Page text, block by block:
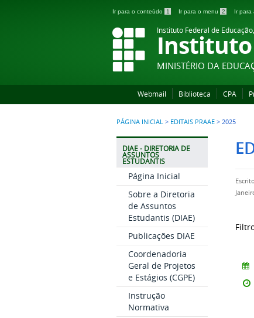
Ir para o conteúdo 1 Ir para o menu 2 Ir para
Instituto Federal de
Instituto
MINISTÉRIO DA
Webmail Biblioteca CPA
PÁGINA INICIAL > EDITAIS PRAAE > 2025
DIAE - DIRETORIA DE
ASSUNTOS
ESTUDANTIS
Página Inicial
Sobre a Diretoria
de Assuntos
Estudantis (DIAE)
Publicações DIAE
Coordenadoria
Geral de Projetos
e Estágios (CGPE)
Instrução
Normativa